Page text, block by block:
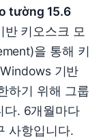
tường 15.6
키오스크 모
을 통해 키
기반
하기 위해 그룹
다. 6개월마다
사항입니다.